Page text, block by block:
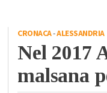
CRONACA-ALESSANDRIA
Nel 2017
malsana